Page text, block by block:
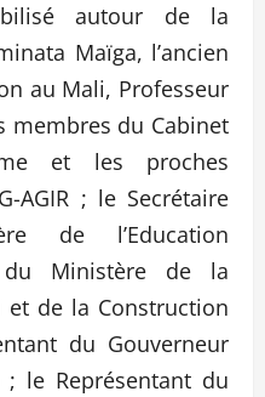
autour de la
Maïga, l’ancien
au Mali, Professeur
membres du Cabinet
et les proches
AGIR ; le Secrétaire
de l’Education
Ministère de la
et de la Construction
du Gouverneur
le Représentant du